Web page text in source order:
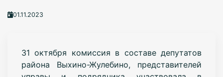
01.11.2023
31 октября комиссия в составе депутатов
района Выхино-Жулебино, представителей